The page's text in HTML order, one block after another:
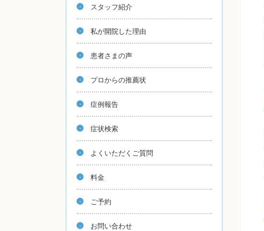
スタッフ紹介
私が開院した理由
患者さまの声
プロからの推薦状
症例報告
症状検索
よくいただくご質問
料金
ご予約
お問い合わせ